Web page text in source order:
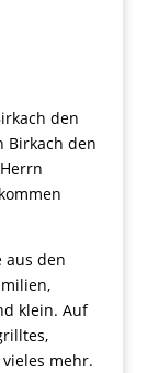
den
Birkach den
aus den
klein. Auf
mehr.